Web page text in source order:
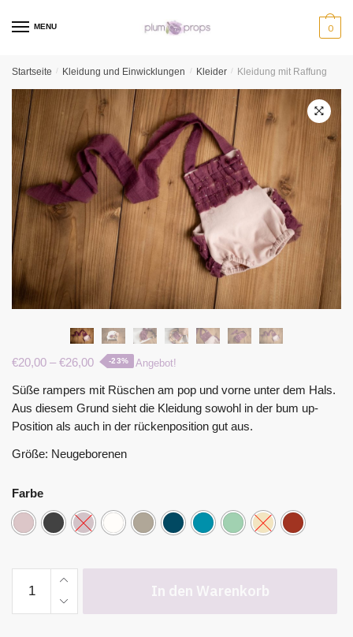
MENU 0
Startseite / Kleidung und Einwicklungen / Kleider / Kleidung mit Raffung
🔍
Angebot!
€20,00 –€26,00 -23%
Süße rampers mit Rüschen am pop und vorne unter dem Hals.
Aus diesem Grund sieht die Kleidung sowohl in der bum up-
Position als auch in der rückenposition gut aus.
Größe: Neugeborenen
Farbe
In den Warenkorb